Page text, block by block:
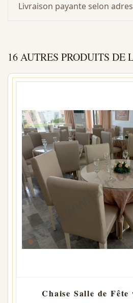
Livraison payante selon
16 AUTRES PRODUITS DE
Chaise Salle de Fête